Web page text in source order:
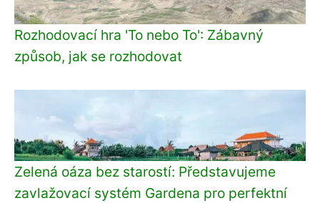
Rozhodovací hra 'To nebo To': Zábavný
způsob, jak se rozhodovat
Zelená oáza bez starostí: Představujeme
zavlažovací systém Gardena pro perfektní